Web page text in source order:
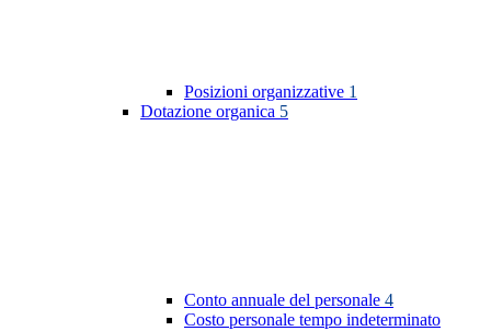
Posizioni organizzative 1
Dotazione organica 5
Conto annuale del personale 4
Costo personale tempo indeterminato